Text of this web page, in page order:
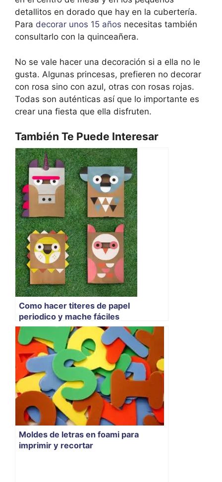
detallitos en dorado que hay en la cubertería.
Para decorar unos 15 años necesitas también
consultarlo con la quinceañera.
No se vale hacer una decoración si a ella no le
gusta. Algunas princesas, prefieren no decorar
con rosa sino con azul, otras con rosas rojas.
Todas son auténticas así que lo importante es
crear una fiesta que ella disfruten.
También Te Puede Interesar
Como hacer titeres de papel
periodico y mache fáciles
Moldes de letras en foami para
imprimir y recortar